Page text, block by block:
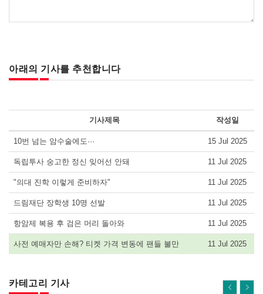
아래의 기사를 추천합니다
기사제목 작성일
10번 넘는 암수술에도··· 15 Jul 2025
독립투사 숭고한 정신 잊어선 안돼 11 Jul 2025
"의대 진학 이렇게 준비하자" 11 Jul 2025
드림재단 장학생 10명 선발 11 Jul 2025
항암제 복용 후 검은 머리 돌아와 11 Jul 2025
사전 예매자만 손해? 티켓 가격 변동에 팬들 불만 11 Jul 2025
카테고리 기사